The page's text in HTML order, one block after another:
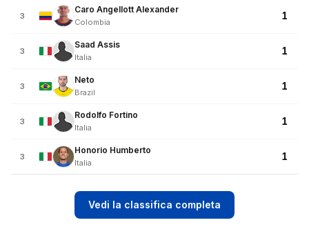
3
Caro Angellott Alexander
Colombia
1
3
Saad Assis
Italia
1
3
Neto
Brazil
1
3
Rodolfo Fortino
Italia
1
3
Honorio Humberto
Italia
1
Vedi la classifica completa